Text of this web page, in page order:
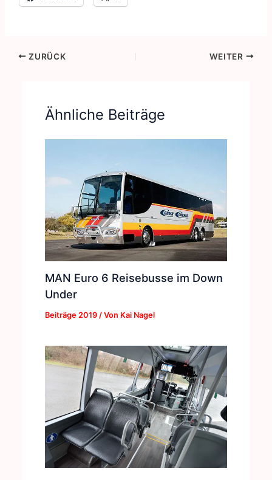
ZURÜCK WEITER
Ähnliche Beiträge
MAN Euro 6 Reisebusse im Down
Under
Beiträge 2019/ Von Kai Nagel